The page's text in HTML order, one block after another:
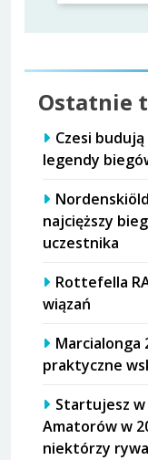
Ostatnie
Czesi
legendy
najcięższy
uczestnika
Rottefella
wiązań
Marcialonga
praktyczne
Startujesz
Amatorów w
niektórzy